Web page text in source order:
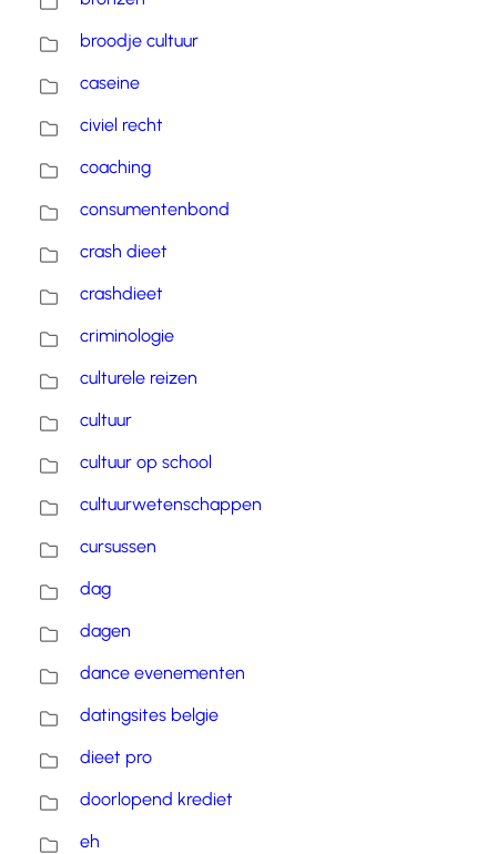
broodje cultuur
caseine
civiel recht
coaching
consumentenbond
crash dieet
crashdieet
criminologie
culturele reizen
cultuur
cultuur op school
cultuurwetenschappen
cursussen
dag
dagen
dance evenementen
datingsites belgie
dieet pro
doorlopend krediet
eh